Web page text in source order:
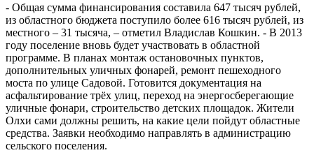
- Общая сумма финансирования составила 647 тысяч рублей,
из областного бюджета поступило более 616 тысяч рублей, из
местного – 31 тысяча, – отметил Владислав Кошкин. - В 2013
году поселение вновь будет участвовать в областной
программе. В планах монтаж остановочных пунктов,
дополнительных уличных фонарей, ремонт пешеходного
моста по улице Садовой. Готовится документация на
асфальтирование трёх улиц, переход на энергосберегающие
уличные фонари, строительство детских площадок. Жители
Олхи сами должны решить, на какие цели пойдут областные
средства. Заявки необходимо направлять в администрацию
сельского поселения.